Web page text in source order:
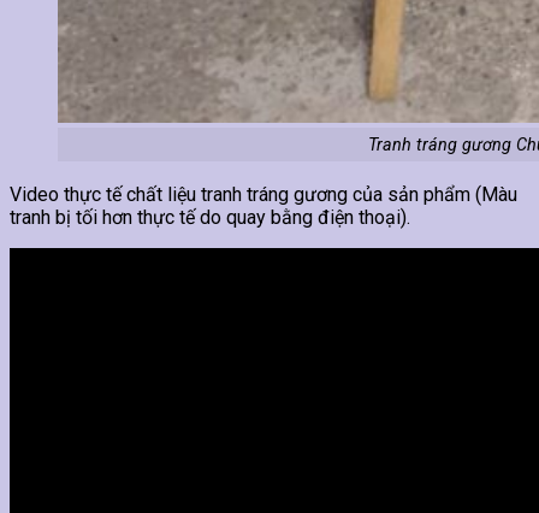
Tranh tráng gương
Video thực tế chất liệu tranh tráng gương của sản phẩm (Màu
tranh bị tối hơn thực tế do quay bằng điện thoại).